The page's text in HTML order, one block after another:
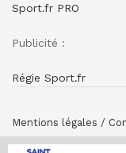
Sport.fr PRO
Publicité :
Régie Sport.fr
Mentions légales /